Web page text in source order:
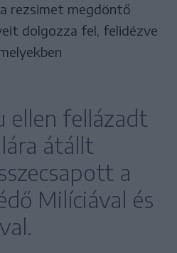
rezsimet megdöntő
dolgozza fel, felidézve
ellen fellázadt
átállt
a
Milíciával és